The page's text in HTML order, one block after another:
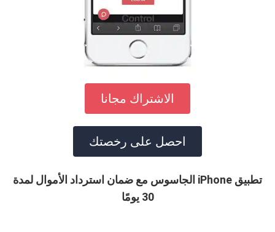
الاشتراك مجانا
احصل على رخصتك
تطبيق iPhone الجاسوس مع ضمان استرداد الأموال لمدة
30 يومًا